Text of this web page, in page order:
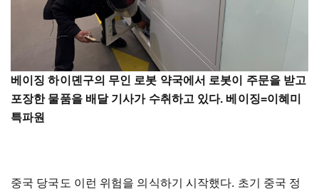
베이징 하이뎬구의 무인 로봇 약국에서 로봇이 주문을 받고
포장한 물품을 배달 기사가 수취하고 있다. 베이징=이혜미
특파원
중국 당국도 이런 위험을 의식하기 시작했다. 초기 중국 정